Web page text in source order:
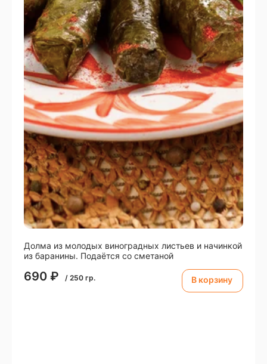
Долма из молодых виноградных листьев и начинкой
из баранины. Подаётся со сметаной
690 ₽ / 250 гр. В корзину